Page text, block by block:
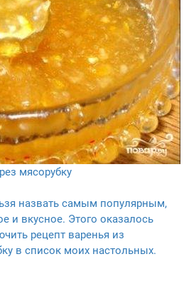
мясорубку
назвать самым популярным,
и вкусное. Этого оказалось
рецепт варенья из
в список моих настольных.